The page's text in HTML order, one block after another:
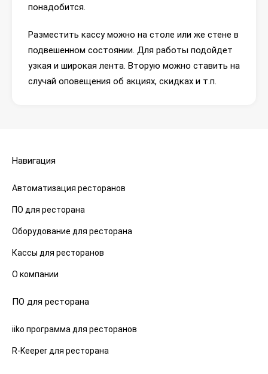
понадобится.
Разместить кассу можно на столе или же стене в
подвешенном состоянии. Для работы подойдет
узкая и широкая лента. Вторую можно ставить на
случай оповещения об акциях, скидках и т.п.
Навигация
Автоматизация ресторанов
ПО для ресторана
Оборудование для ресторана
Кассы для ресторанов
О компании
ПО для ресторана
iiko программа для ресторанов
R-Keeper для ресторана